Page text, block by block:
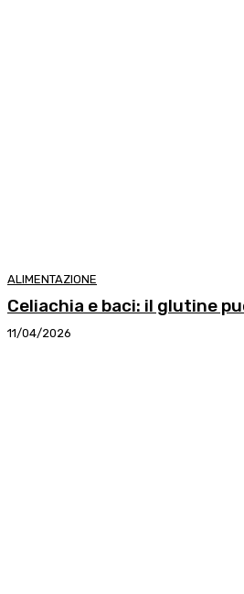
ALIMENTAZIONE
Celiachia e baci: il glutine
11/04/2026